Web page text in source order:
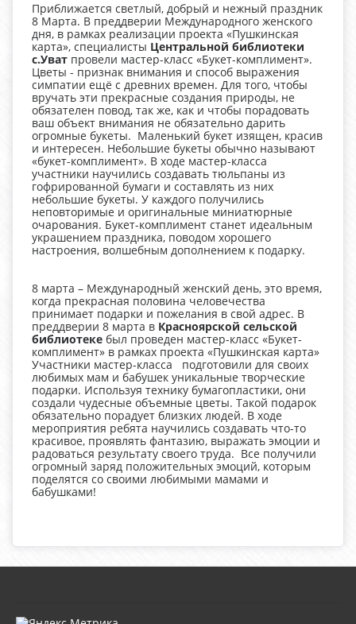
Приближается светлый, добрый и нежный праздник
8 Марта. В преддверии Международного женского
дня, в рамках реализации проекта «Пушкинская
карта», специалисты Центральной библиотеки
с.Уват провели мастер-класс «Букет-комплимент».
Цветы - признак внимания и способ выражения
симпатии ещё с древних времен. Для того, чтобы
вручать эти прекрасные создания природы, не
обязателен повод, так же, как и чтобы порадовать
ваш объект внимания не обязательно дарить
огромные букеты. Маленький букет изящен, красив
и интересен. Небольшие букеты обычно называют
«букет-комплимент». В ходе мастер-класса
участники научились создавать тюльпаны из
гофрированной бумаги и составлять из них
небольшие букеты. У каждого получились
неповторимые и оригинальные миниатюрные
очарования. Букет-комплимент станет идеальным
украшением праздника, поводом хорошего
настроения, волшебным дополнением к подарку.
8 марта – Международный женский день, это время,
когда прекрасная половина человечества
принимает подарки и пожелания в свой адрес. В
преддверии 8 марта в Красноярской сельской
библиотеке был проведен мастер-класс «Букет-
комплимент» в рамках проекта «Пушкинская карта»
Участники мастер-класса подготовили для своих
любимых мам и бабушек уникальные творческие
подарки. Используя технику бумагопластики, они
создали чудесные объемные цветы. Такой подарок
обязательно порадует близких людей. В ходе
мероприятия ребята научились создавать что-то
красивое, проявлять фантазию, выражать эмоции и
радоваться результату своего труда. Все получили
огромный заряд положительных эмоций, которым
поделятся со своими любимыми мамами и
бабушками!